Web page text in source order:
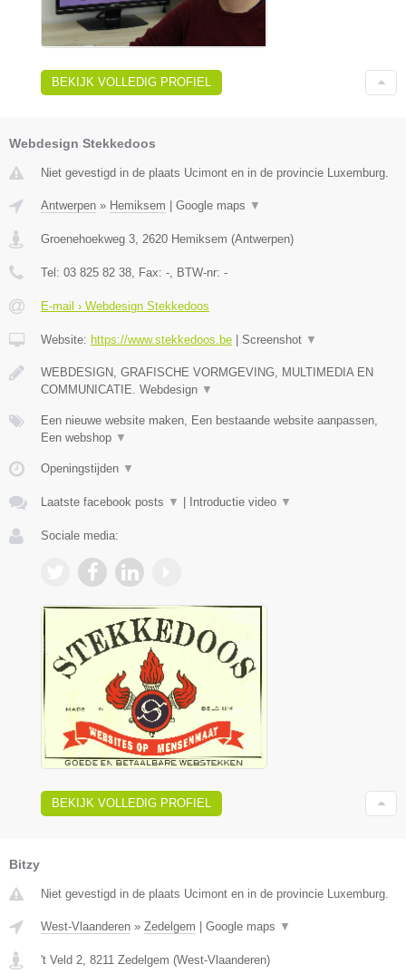
BEKIJK VOLLEDIG PROFIEL
Webdesign Stekkedoos
Niet gevestigd in de plaats Ucimont en in de provincie Luxemburg.
Antwerpen » Hemiksem Google maps ▼
Groenehoekweg 3 2620 Hemiksem (Antwerpen)
Tel: 03 825 82 38 , Fax: - , BTW-nr: -
E-mail › Webdesign Stekkedoos
Website: https://www.stekkedoos.be Screenshot ▼
WEBDESIGN, GRAFISCHE VORMGEVING, MULTIMEDIA EN
COMMUNICATIE. Webdesign ▼
Een nieuwe website maken, Een bestaande website aanpassen,
Een webshop ▼
Openingstijden ▼
Laatste facebook posts ▼ Introductie video ▼
Sociale media:
BEKIJK VOLLEDIG PROFIEL
Bitzy
Niet gevestigd in de plaats Ucimont en in de provincie Luxemburg.
West-Vlaanderen » Zedelgem | Google maps ▼
't Veld 2 8211 Zedelgem (West-Vlaanderen)